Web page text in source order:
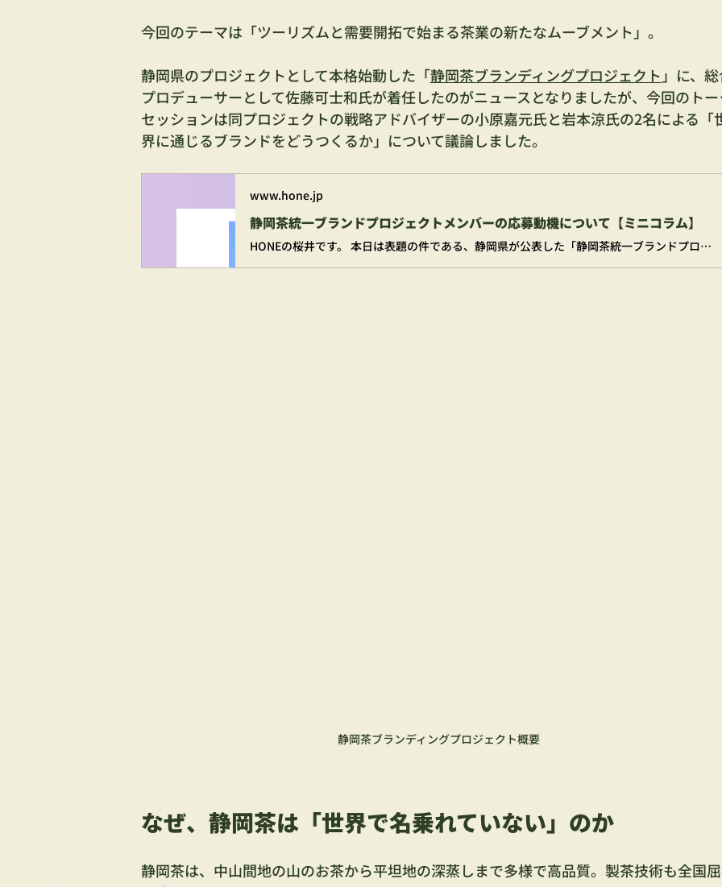
今回のテーマは 「ツーリズムと需要開拓で始まる茶業の新たなムーブメント」 。
静岡県のプロジェクトとして本格始動した「静岡茶ブランディングプロジェクト 」に、
プロデューサーとして佐藤可士和氏が着任したのがニュースとなりましたが、今回のト
セッションは同プロジェクトの戦略アドバイザーの小原嘉元氏と岩本涼氏の2名による「
界に通じるブランドをどうつくるか」について議論しました。
www.hone.jp
静岡茶統一ブランドプロジェクトメンバーの応募動機について【ミニコラム】
HONEの桜井です。 本日は表題の件である、静岡県が公表した「静岡茶統一ブランドプロジェクトメンバー」についてと、その応募動機について書いてみたいと思います。 なぜ私自身がプロジェクトメンバーの応募をしたのか？どんな応募動機なのか？どんな応募文を書いたのか？について公開したいと思います。
静岡茶ブランディングプロジェクト概要
なぜ、静岡茶は「世界で名乗れていない」のか
静岡茶は、中山間地の山のお茶から平坦地の深蒸しまで多様で高品質。製茶技術も全国